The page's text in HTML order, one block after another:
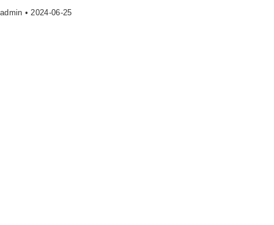
admin 2024-06-25